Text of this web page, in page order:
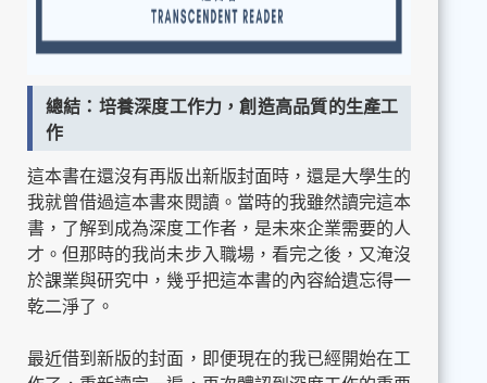
總結：培養深度工作力，創造高品質的生產工
作
這本書在還沒有再版出新版封面時，還是大學生的
我就曾借過這本書來閱讀。當時的我雖然讀完這本
書，了解到成為深度工作者，是未來企業需要的人
才。但那時的我尚未步入職場，看完之後，又淹沒
於課業與研究中，幾乎把這本書的內容給遺忘得一
乾二淨了。
最近借到新版的封面，即便現在的我已經開始在工